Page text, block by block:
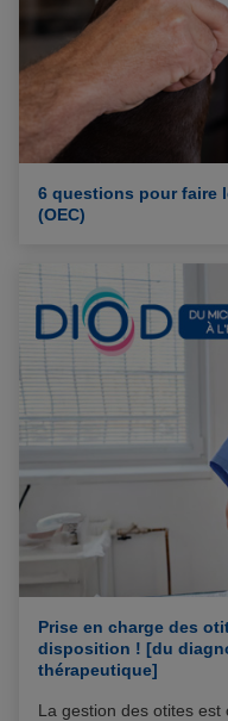
6 questions pour faire
(OEC)
Prise en charge des
disposition ! [du
thérapeutique]
La gestion des otites